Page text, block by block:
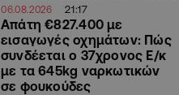
06.08.2026 21:17
Απάτη €827.400 με
εισαγωγές οχημάτων: Πώς
συνδέεται ο 37χρονος Ε/κ
με τα 645kg ναρκωτικών
σε φουκούδες